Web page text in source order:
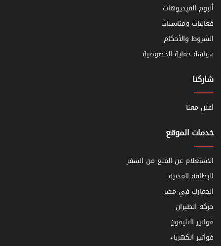
ألبوم الفيديوهات
فعاليات ومناسبات
الشروط والأحكام
سياسة حماية الخصوصية
شاركنا
اعلن معنا
خدمات الموقع
الاستعلام عن المنع من السفر
البطاقه المدنيه
الجمارك في مصر
حركه الطيران
فواتير التليفون
فواتير الكهرباء